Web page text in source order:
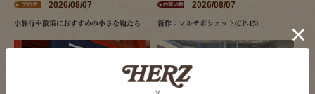
2026/08/07
小旅行や散策におすすめの小さな鞄たち
2026/08/07
新作：マルチポシェット(CP-15)